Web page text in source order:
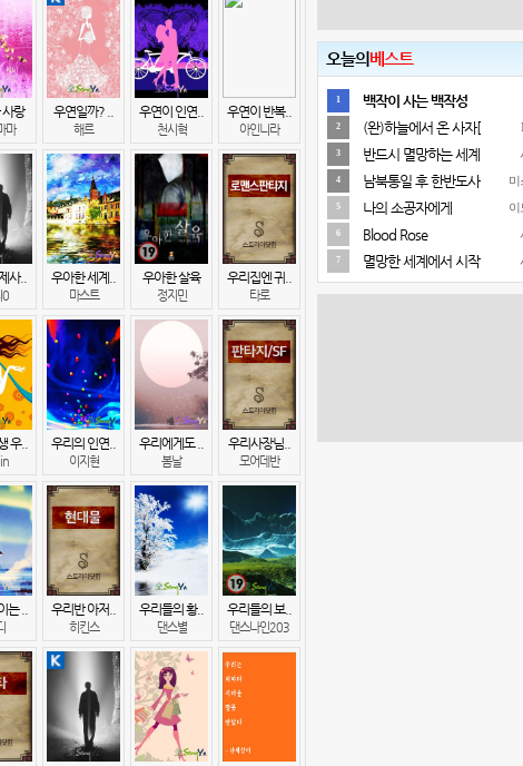
사랑
마
우연일까? ..
해르
우연이 인연..
천시혁
우연이 반복..
아인니라
사..
0
우아한 세계..
마스트
우아한 살육
정지민
우리집엔 귀..
타로
우.. 우리의 인연..
이지현
우리에게도 ..
봄날
우리사장님..
모어데반
.. 우리반 아저..
히킨스
우리들의 황..
댄스별
우리들의 보..
댄스나인203
오늘의 베스트
1 백작이 사는 백작성
2 (완)하늘에서 온 사자[
3 반드시 멸망하는 세계
4 남북통일 후 한반도사 미
5 나의 소공자에게 이
6 Blood Rose
7 멸망한 세계에서 시작